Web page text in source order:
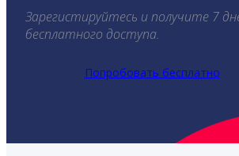
Зарегистируйтесь и получите 7
бесплатного доступа.
Попробовать бесплатно